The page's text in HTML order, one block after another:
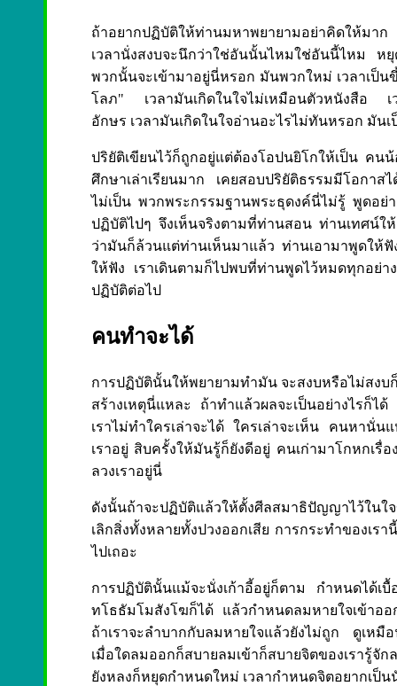
ถ้าอยากปฏิบัติให้ท่านมหาพยายามอย่าคิดให้มาก
เวลานั่งสงบจะนึกว่าใช่อันนั้นไหมใช่อันนี้ไหม ห
พวกนั้นจะเข้ามาอยู่นี่หรอก มันพวกใหม่ เวลาเป็
โลภ" เวลามันเกิดในใจไม่เหมือนตัวหนังสือ เว
อักษร เวลามันเกิดในใจอ่านอะไรไม่ทันหรอก มั
ปริยัติเขียนไว้ก็ถูกอยู่แต่ต้องโอปนยิโกให้เป็น ค
ศึกษาเล่าเรียนมาก เคยสอบปริยัติธรรมมีโอกาส
ไม่เป็น พวกพระกรรมฐานพระธุดงค์นี่ไม่รู้ พูดอย่
ปฏิบัติไปๆ จึงเห็นจริงตามที่ท่านสอน ท่านเทศน์ใ
ว่ามันก็ล้วนแต่ท่านเห็นมาแล้ว ท่านเอามาพูดให้
ให้ฟัง เราเดินตามก็ไปพบที่ท่านพูดไว้หมดทุกอย่
ปฏิบัติต่อไป
คนทำจะได้
การปฏิบัตินั้นให้พยายามทำมัน จะสงบหรือไม่สงบก็
สร้างเหตุนี่แหละ ถ้าทำแล้วผลจะเป็นอย่างไรก็ไ
เราไม่ทำใครเล่าจะได้ ใครเล่าจะเห็น คนหานั่
เราอยู่ สิบครั้งให้มันรู้ก็ยังดีอยู่ คนเก่ามาโกหกเรื่
ลวงเราอยู่นี่
ดังนั้นถ้าจะปฏิบัติแล้วให้ตั้งศีลสมาธิปัญญาไว้ใน
เลิกสิ่งทั้งหลายทั้งปวงออกเสีย การกระทำของเร
ไปเถอะ
การปฏิบัตินั้นแม้จะนั่งเก้าอี้อยู่ก็ตาม กำหนดได้เ
ทโธธัมโมสังโฆก็ได้ แล้วกำหนดลมหายใจเข้าอ
ถ้าเราจะลำบากกับลมหายใจแล้วยังไม่ถูก ดูเห
เมื่อใดลมออกก็สบายลมเข้าก็สบายจิตของเรารู้
ยังหลงก็หยุดกำหนดใหม่ เวลากำหนดจิตอยากเป็